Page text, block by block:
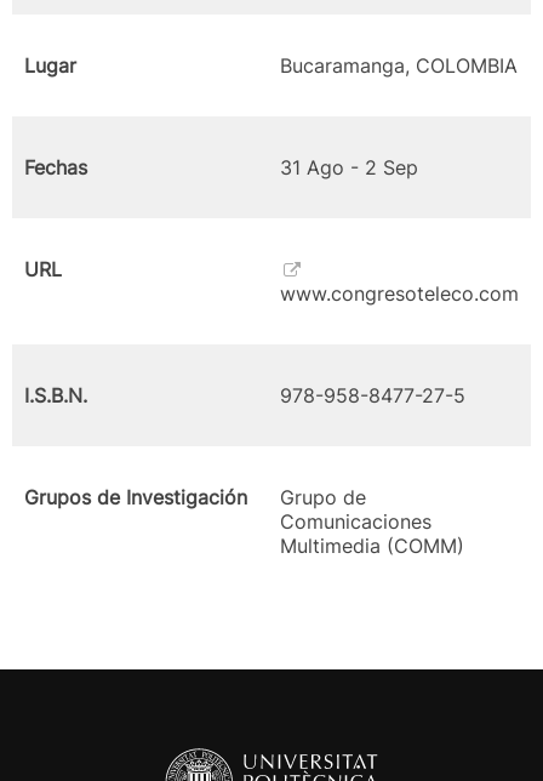
Lugar Bucaramanga, COLOMBIA
Fechas 31 Ago - 2 Sep
URL
www.congresoteleco.com
I.S.B.N. 978-958-8477-27-5
Grupos de Investigación
Grupo de
Comunicaciones
Multimedia (COMM)